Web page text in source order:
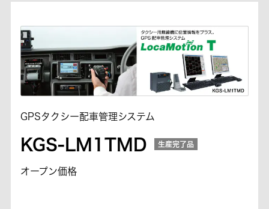
GPSタクシー配車管理システム
KGS-LM1TMD 生産完了品
オープン価格